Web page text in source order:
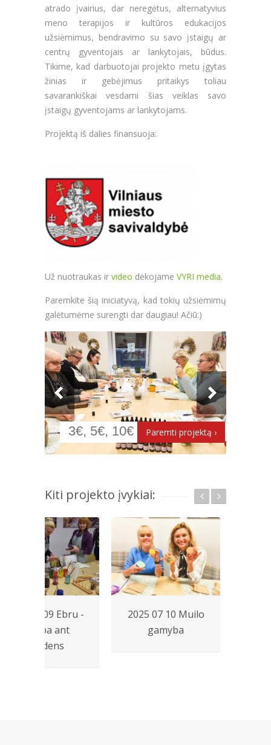
atrado įvairius, dar neregėtus, alternatyvius
meno terapijos ir kultūros edukacijos
užsiėmimus, bendravimo su savo įstaigų ar
centrų gyventojais ar lankytojais, būdus.
Tikime, kad darbuotojai projekto metu įgytas
žinias ir gebėjimus pritaikys toliau
savarankiškai vesdami šias veiklas savo
įstaigų gyventojams ar lankytojams.
Projektą iš dalies finansuoja:
Už nuotraukas ir video dėkojame VYRI media.
Paremkite šią iniciatyvą, kad tokių užsiėmimų
galėtumėme surengti dar daugiau! Ačiū:)
Kiti projekto įvykiai:
2023 03 09 Ebru -
tapyba ant
vandens
2025 07 10 Muilo
gamyba